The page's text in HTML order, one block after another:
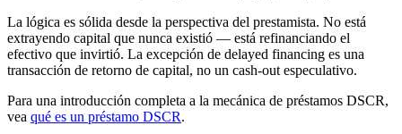
La lógica es sólida desde la perspectiva del prestamista. No está
extrayendo capital que nunca existió — está refinanciando el
efectivo que invirtió. La excepción de delayed financing es una
transacción de retorno de capital, no un cash-out especulativo.
Para una introducción completa a la mecánica de préstamos DSCR,
vea qué es un préstamo DSCR.